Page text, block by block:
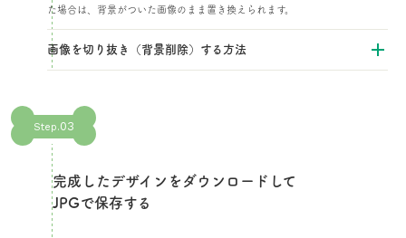
た場合は、背景がついた画像のまま置き換えられます。
画像を切り抜き（背景削除）する方法​
Step.03
完成したデザインをダウンロードして
JPGで保存する​